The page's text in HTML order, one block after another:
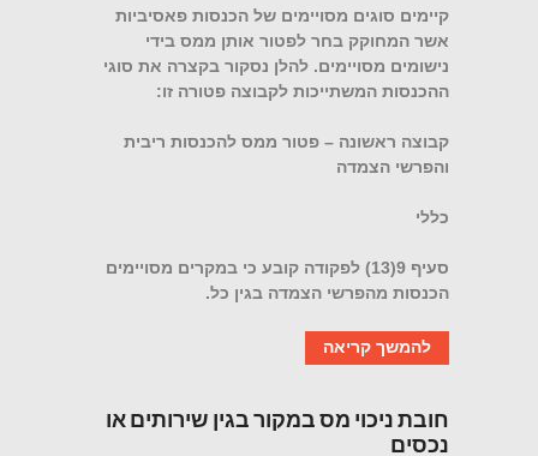
קיימים סוגים מסויימים של הכנסות פאסיביות
אשר המחוקק בחר לפטור אותן ממס בידי
נישומים מסויימים. להלן נסקור בקצרה את סוגי
ההכנסות המשתייכות לקבוצה פטורה זו:
קבוצה ראשונה – פטור ממס להכנסות ריבית
והפרשי הצמדה
כללי
סעיף 9(13) לפקודה קובע כי במקרים מסויימים
הכנסות מהפרשי הצמדה בגין כל.
להמשך קריאה
חובת ניכוי מס במקור בגין שירותים או
נכסים